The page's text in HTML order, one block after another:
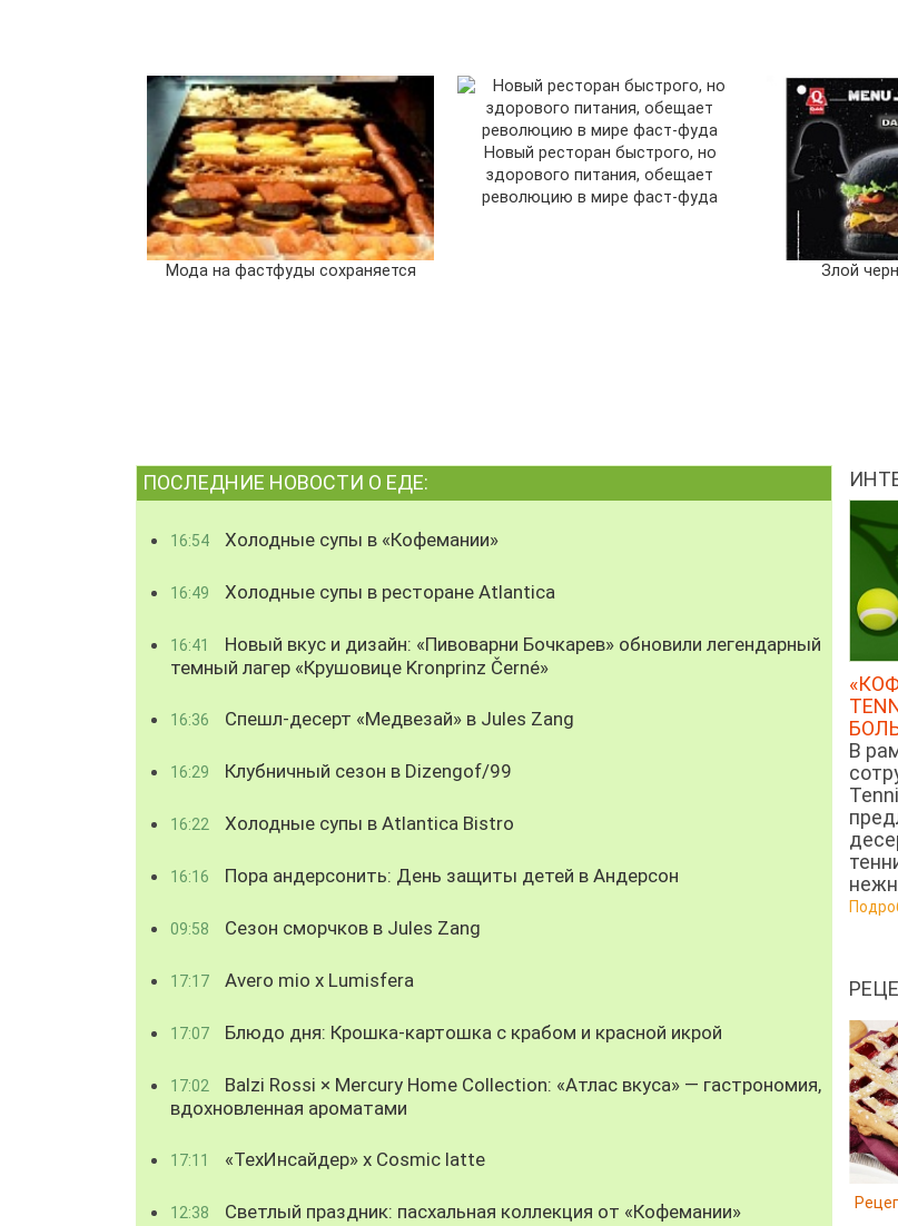
Мода на фастфуды сохраняется
Новый ресторан быстрого, но
здорового питания, обещает
революцию в мире фаст-фуда
Злой
ПОСЛЕДНИЕ НОВОСТИ О ЕДЕ:
16:54 Холодные супы в «Кофемании»
16:49 Холодные супы в ресторане Atlantica
16:41
Новый вкус и дизайн: «Пивоварни Бочкарев» обновили легендарный
темный лагер «Крушовице Kronprinz Černé»
16:36 Спешл-десерт «Медвезай» в Jules Zang
16:29 Клубничный сезон в Dizengof/99
16:22 Холодные супы в Atlantica Bistro
16:16 Пора андерсонить: День защиты детей в Андерсон
09:58 Сезон сморчков в Jules Zang
17:17 Avero mio x Lumisfera
17:07 Блюдо дня: Крошка-картошка с крабом и красной икрой
17:02
Balzi Rossi × Mercury Home Collection: «Атлас вкуса» — гастрономия,
вдохновленная ароматами
17:11 «ТехИнсайдер» х Cosmic latte
12:38 Светлый праздник: пасхальная коллекция от «Кофемании»
В